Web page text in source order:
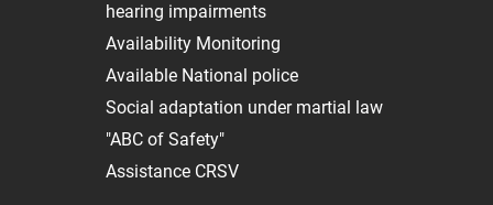
hearing impairments
Availability Monitoring
Available National police
Social adaptation under martial law
"ABC of Safety"
Assistance CRSV